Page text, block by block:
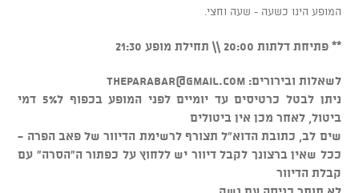
המופע הינו כשעה - שעה וחצי.
** פתיחת דלתות 20:00 \\ תחילת מופע 21:30
לשאלות ובירורים:theparabar@gmail.com
ניתן לבטל כרטיסים עד יומיים לפני המופע בכפוף ל5% דמי
ביטול, לאחר מכן אין ביטולים
שים לב, כתובת הדוא"ל תצורף לרשימת הדיוור של פאב הפרה -
ככל שאין ברצונך לקבל דיוור יש ללחוץ על כפתור ה"הסרה" עם
קבלת הדיוור